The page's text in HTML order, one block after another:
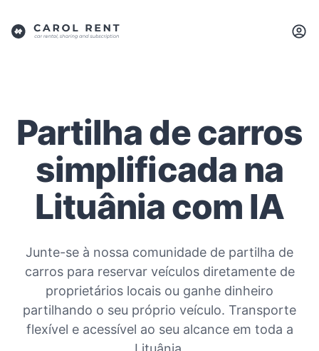
Partilha de carros
simplificada na
Lituânia com IA
Junte-se à nossa comunidade de partilha de
carros para reservar veículos diretamente de
proprietários locais ou ganhe dinheiro
partilhando o seu próprio veículo. Transporte
flexível e acessível ao seu alcance em toda a